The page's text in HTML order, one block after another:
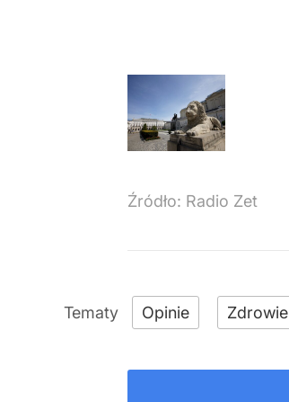
Źródło: Radio Zet
Opinie Zdrowie